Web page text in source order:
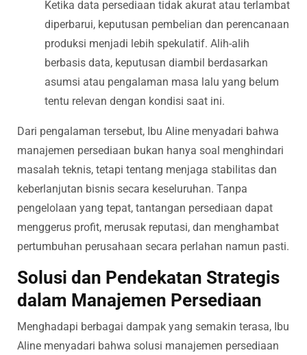
Ketika data persediaan tidak akurat atau terlambat
diperbarui, keputusan pembelian dan perencanaan
produksi menjadi lebih spekulatif. Alih-alih
berbasis data, keputusan diambil berdasarkan
asumsi atau pengalaman masa lalu yang belum
tentu relevan dengan kondisi saat ini.
Dari pengalaman tersebut, Ibu Aline menyadari bahwa
manajemen persediaan bukan hanya soal menghindari
masalah teknis, tetapi tentang menjaga stabilitas dan
keberlanjutan bisnis secara keseluruhan. Tanpa
pengelolaan yang tepat, tantangan persediaan dapat
menggerus profit, merusak reputasi, dan menghambat
pertumbuhan perusahaan secara perlahan namun pasti.
Solusi dan Pendekatan Strategis
dalam Manajemen Persediaan
Menghadapi berbagai dampak yang semakin terasa, Ibu
Aline menyadari bahwa solusi manajemen persediaan